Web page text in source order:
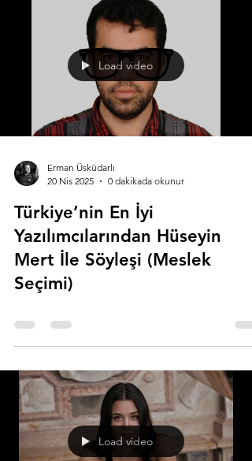
Load video
Erman Üsküdarlı
20 Nis 2025
0 dakikada okunur
Türkiye’nin En İyi
Yazılımcılarından Hüseyin
Mert İle Söyleşi (Meslek
Seçimi)
Load video